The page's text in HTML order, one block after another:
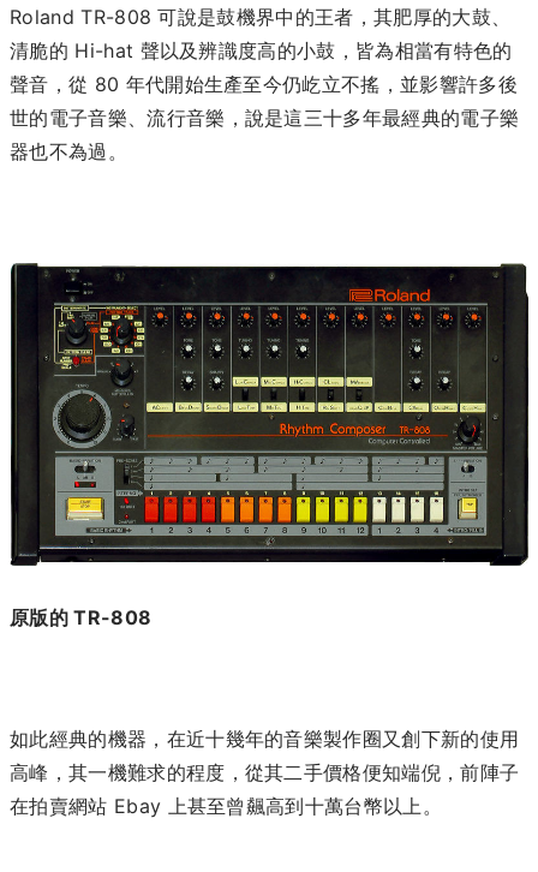
Roland TR-808 可說是鼓機界中的王者，其肥厚的大鼓、
清脆的 Hi-hat 聲以及辨識度高的小鼓，皆為相當有特色的
聲音，從 80 年代開始生產至今仍屹立不搖，並影響許多後
世的電子音樂、流行音樂，說是這三十多年最經典的電子樂
器也不為過。
原版的 TR-808
如此經典的機器，在近十幾年的音樂製作圈又創下新的使用
高峰，其一機難求的程度，從其二手價格便知端倪，前陣子
在拍賣網站 Ebay 上甚至曾飆高到十萬台幣以上。